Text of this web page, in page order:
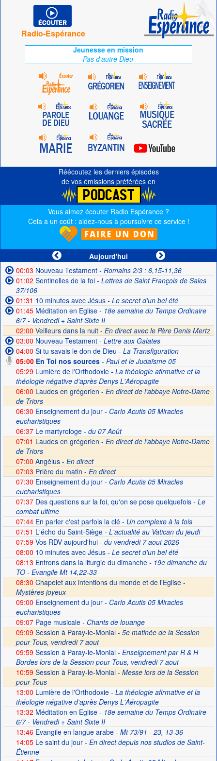
Radio-Espérance
Jeunesse en mission
Pas d'autre Dieu
Réécoutez les derniers épisodes
de vos émissions préférées en
Vous aimez écouter Radio Espérance ?
Cela a un coût : aidez-nous à poursuivre ce service !
Aujourd'hui
00:03 Nouveau Testament- Romains 2/3 : 6,15-11,36
01:02 Sentinelles de la foi- Lettres de Saint François de Sales
37/106
01:31 10 minutes avec Jésus- Le secret d'un bel été
01:45Méditation en Eglise- 18e semaine du Temps Ordinaire
6/7 - Vendredi + Saint Sixte II
02:00 Veilleurs dans la nuit - En direct avec le Père Denis Mertz
03:00 Nouveau Testament- Lettre aux Galates
04:00 Si tu savais le don de Dieu - La Transfiguration
05:00En Toi nos sources- Paul et le Judaïsme 05
05:29Lumière de l'Orthodoxie- La théologie afirmative et la
théologie négative d'après Denys L'Aéropagite
06:00 Laudes en grégorien - En direct de l'abbaye Notre-Dame
de Triors
06:30 Enseignement du jour- Carlo Acutis 05 Miracles
eucharistiques
06:37Le martyrologe- du 07 Août
07:01 Laudes en grégorien - En direct de l'abbaye Notre-Dame
de Triors
07:00 Angélus - En direct
07:03 Prière du matin - En direct
07:30 Enseignement du jour- Carlo Acutis 05 Miracles
eucharistiques
07:37Des questions sur la foi, qu'on se pose quelquefois- Le
combat ultime
07:44En parler c'est parfois la clé- Un complexe à la fois
07:51 L'écho du Saint-Siège- L'actualité au Vatican du jeudi
07:59Vos RDV aujourd'hui- du vendredi 7 aout 2026
08:00 10 minutes avec Jésus- Le secret d'un bel été
08:13 Entrons dans la liturgie du dimanche- 19e dimanche du
TO - Evangile Mt 14,22-33
08:30 Chapelet aux intentions du monde et de l'Eglise -
Mystères joyeux
09:00 Enseignement du jour- Carlo Acutis 05 Miracles
eucharistiques
09:07Page musicale- Chants de louange
09:09 Session à Paray-le-Monial - 5e matinée de la Session
pour Tous, vendredi 7 aout
09:59Session à Paray-le-Monial- Enseignement par R & H
Bordes lors de la Session pour Tous, vendredi 7 aout
10:59 Session à Paray-le-Monial - Messe lors de la Session
pour Tous
13:00 Lumière de l'Orthodoxie- La théologie afirmative et la
théologie négative d'après Denys L'Aéropagite
13:32 Méditation en Eglise- 18e semaine du Temps Ordinaire
6/7 - Vendredi + Saint Sixte II
13:46Evangile en langue arabe- Mt 73/91 - 23, 13-36
14:05Le saint du jour- En direct depuis nos studios de Saint-
Étienne